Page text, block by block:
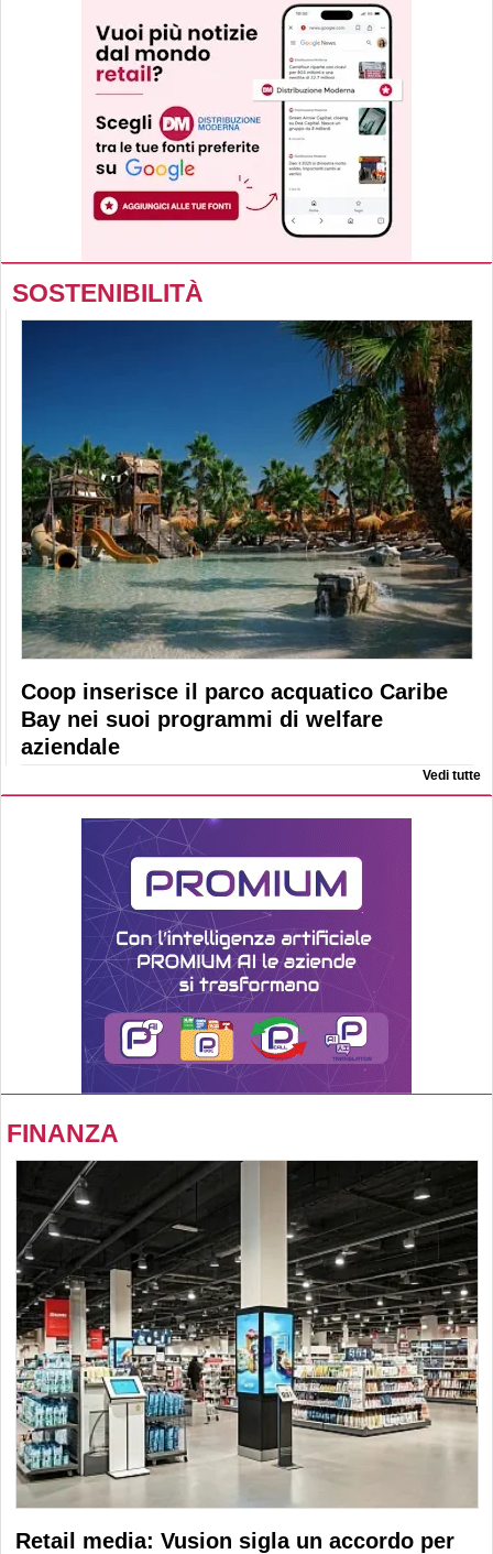
SOSTENIBILITÀ
Coop inserisce il parco acquatico Caribe
Bay nei suoi programmi di welfare
aziendale
Vedi tutte
FINANZA
Retail media: Vusion sigla un accordo per